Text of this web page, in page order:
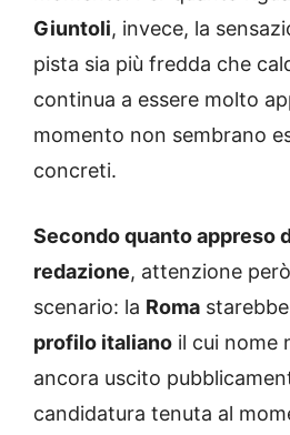
Giuntoli, invece, la
pista sia più fredda che
continua a essere molto
momento non sembrano
concreti.
Secondo quanto appreso
redazione, attenzione
scenario: la Roma
profilo italiano il cui nome
ancora uscito
candidatura tenuta al